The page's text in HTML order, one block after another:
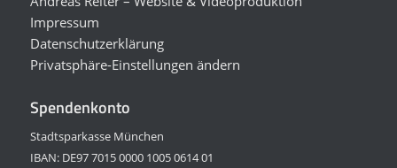
Impressum
Datenschutzerklärung
Privatsphäre-Einstellungen ändern
Spendenkonto
Stadtsparkasse München
IBAN: DE97 7015 0000 1005 0614 01